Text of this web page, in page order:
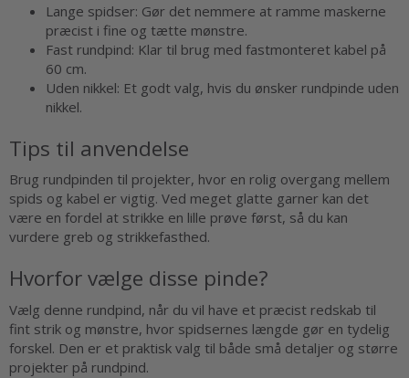
Lange spidser: Gør det nemmere at ramme maskerne
præcist i fine og tætte mønstre.
Fast rundpind: Klar til brug med fastmonteret kabel på
60 cm.
Uden nikkel: Et godt valg, hvis du ønsker rundpinde uden
nikkel.
Tips til anvendelse
Brug rundpinden til projekter, hvor en rolig overgang mellem
spids og kabel er vigtig. Ved meget glatte garner kan det
være en fordel at strikke en lille prøve først, så du kan
vurdere greb og strikkefasthed.
Hvorfor vælge disse pinde?
Vælg denne rundpind, når du vil have et præcist redskab til
fint strik og mønstre, hvor spidsernes længde gør en tydelig
forskel. Den er et praktisk valg til både små detaljer og større
projekter på rundpind.